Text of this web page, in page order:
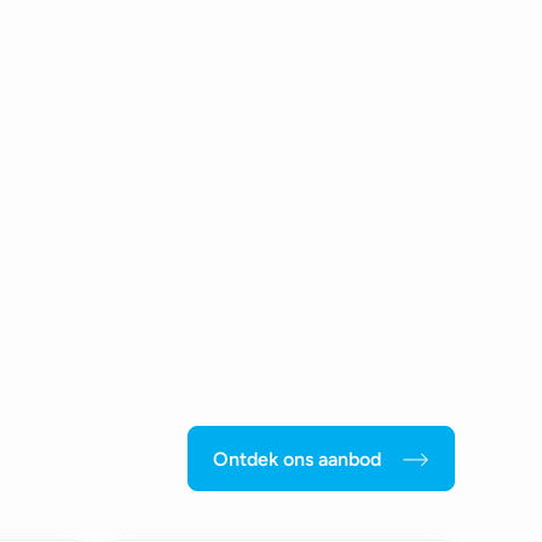
Ontdek ons aanbod